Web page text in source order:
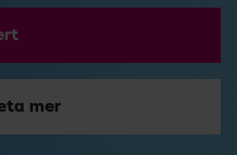
mer